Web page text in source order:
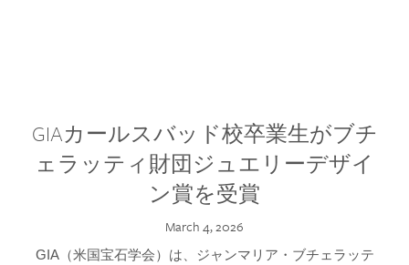
GIAカールスバッド校卒業生がブチ
ェラッティ財団ジュエリーデザイ
ン賞を受賞
March 4, 2026
GIA（米国宝石学会）は、ジャンマリア・ブチェラッテ